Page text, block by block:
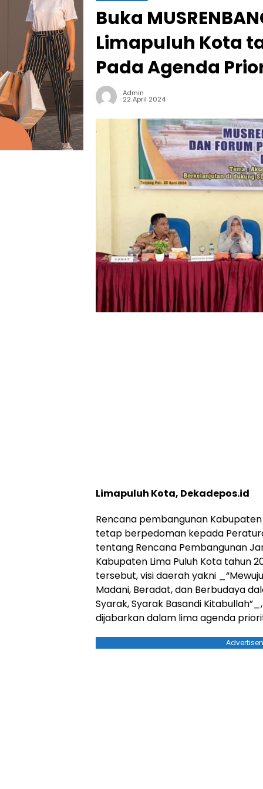
Buka
Limapuluh Kota
Pada Agenda
Admin
22 April 2024
Limapuluh Kota, Dekadepos.id
Rencana pembangunan
tetap berpedoman kepada
tentang Rencana Pembangunan
Kabupaten Lima Puluh Kota tahun
tersebut, visi daerah yakni
Madani, Beradat, dan Berbudaya
Syarak, Syarak Basandi
dijabarkan dalam lima agenda